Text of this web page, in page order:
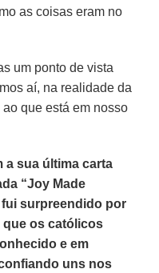
as coisas eram no
um ponto de vista
aí, na realidade da
que está em nosso
a sua última carta
“Joy Made
fui surpreendido por
que os católicos
e em
uns nos